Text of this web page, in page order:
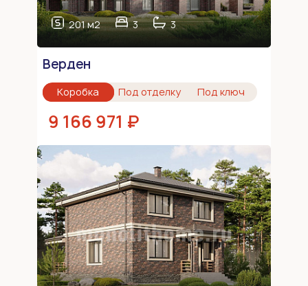
201 м2 3 3
Верден
Коробка Под отделку Под ключ
9 166 971 ₽